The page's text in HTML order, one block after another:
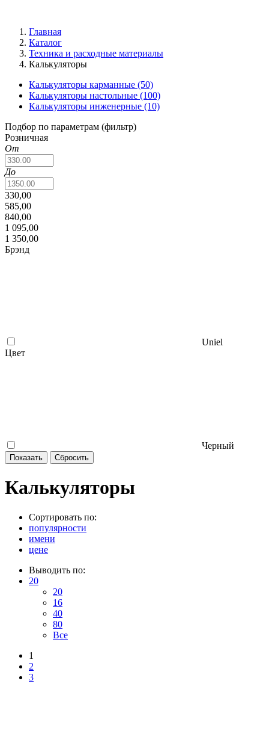
Главная
Каталог
Техника и расходные материалы
Калькуляторы
Калькуляторы карманные (50)
Калькуляторы настольные (100)
Калькуляторы инженерные (10)
Подбор по параметрам (фильтр)
Розничная
От
До
330,00
585,00
840,00
1 095,00
1 350,00
Брэнд
Uniel
Цвет
Черный
Калькуляторы
Сортировать по:
популярности
имени
цене
Выводить по:
20
20
16
40
80
Все
1
2
3